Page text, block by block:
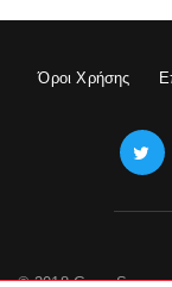
Όροι Χρήσης
© 2018